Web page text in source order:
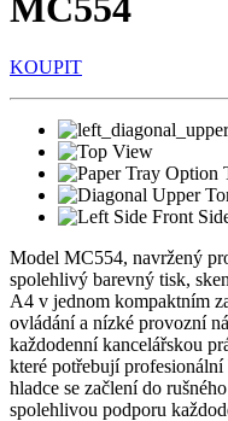
KOUPIT
Model MC554, navržený
spolehlivý barevný tisk,
A4 v jednom kompaktním
ovládání a nízké provozní
každodenní kancelářskou
které potřebují
hladce se začlení do
spolehlivou podporu